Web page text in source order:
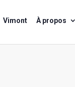
Vimont À propos